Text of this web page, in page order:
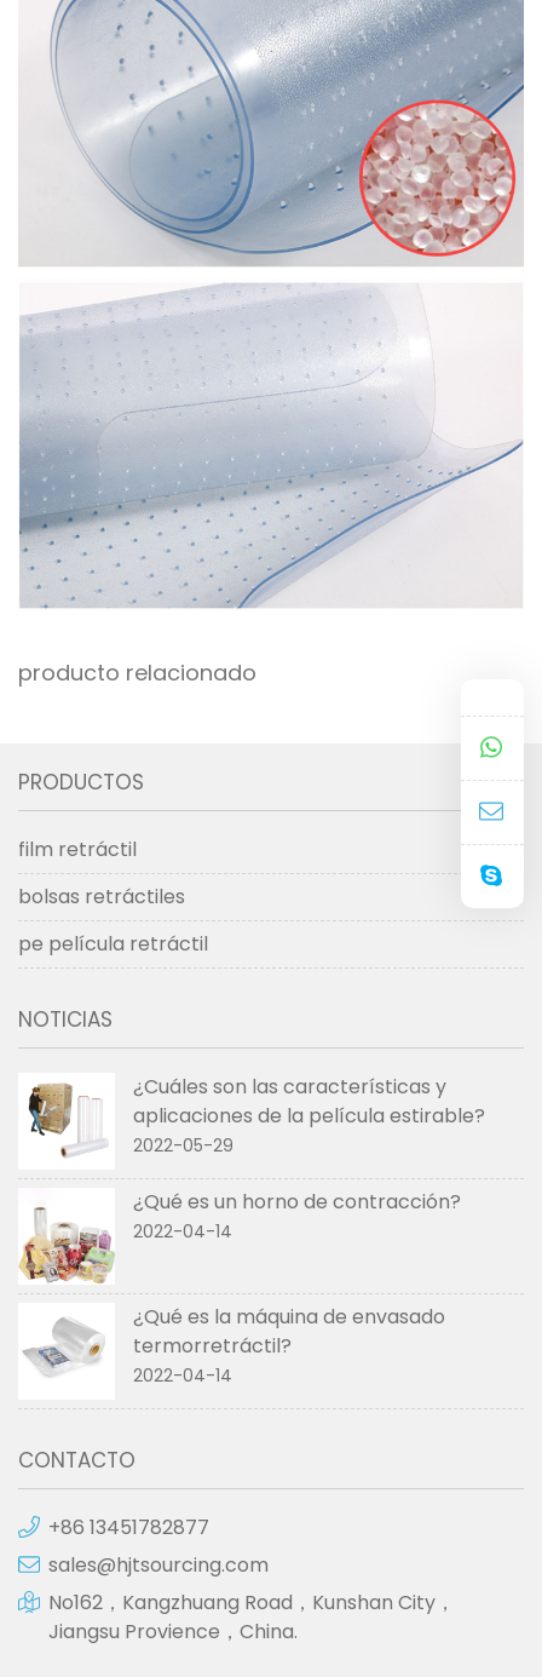
producto relacionado
PRODUCTOS
film retráctil
bolsas retráctiles
pe película retráctil
NOTICIAS
¿Cuáles son las características y
aplicaciones de la película estirable?
2022-05-29
¿Qué es un horno de contracción?
2022-04-14
¿Qué es la máquina de envasado
termorretráctil?
2022-04-14
CONTACTO
+86 13451782877
sales@hjtsourcing.com
No162，Kangzhuang Road，Kunshan City，
Jiangsu Provience，China.